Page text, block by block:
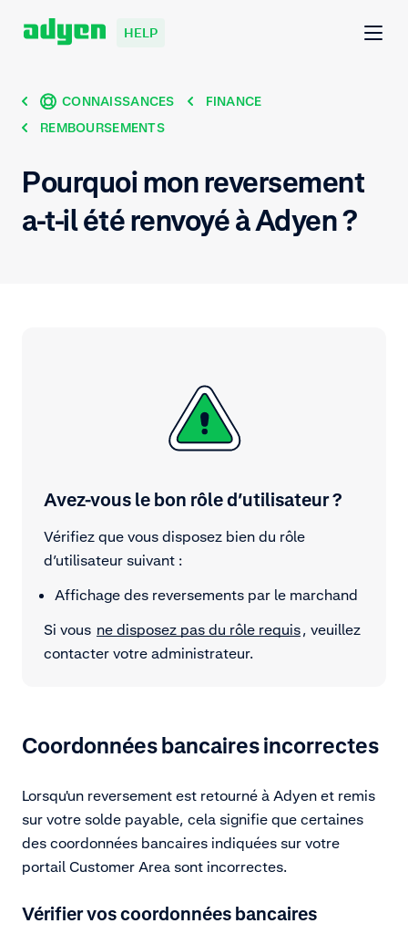
HELP
CONNAISSANCES
FINANCE
REMBOURSEMENTS
Pourquoi mon reversement
a-t-il été renvoyé à Adyen ?
Avez-vous le bon rôle d’utilisateur ?
Vérifiez que vous disposez bien du rôle
d’utilisateur suivant :
Affichage des reversements par le marchand
Si vous ne disposez pas du rôle requis, veuillez
contacter votre administrateur.
Coordonnées bancaires incorrectes
Lorsqu'un reversement est retourné à Adyen et remis
sur votre solde payable, cela signifie que certaines
des coordonnées bancaires indiquées sur votre
portail Customer Area sont incorrectes.
Vérifier vos coordonnées bancaires